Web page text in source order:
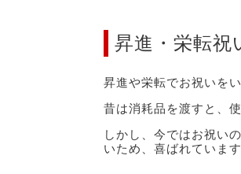
昇進・栄転祝
昇進や栄転でお祝いを
昔は消耗品を渡すと、
しかし、今ではお祝い
いため、喜ばれています